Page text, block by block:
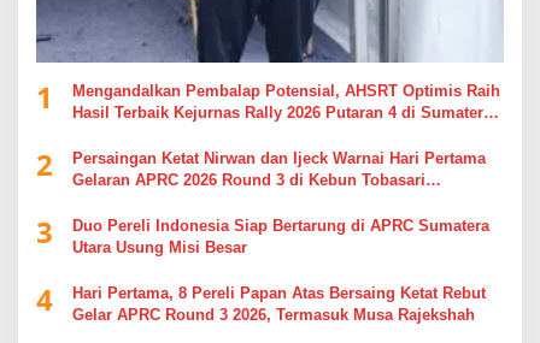
1
Mengandalkan Pembalap Potensial, AHSRT Optimis Raih
Hasil Terbaik Kejurnas Rally 2026 Putaran 4 di Sumatera
2
Persaingan Ketat Nirwan dan Ijeck Warnai Hari Pertama
Gelaran APRC 2026 Round 3 di Kebun Tobasari
3
Duo Pereli Indonesia Siap Bertarung di APRC Sumatera
Utara Usung Misi Besar
4
Hari Pertama, 8 Pereli Papan Atas Bersaing Ketat Rebut
Gelar APRC Round 3 2026, Termasuk Musa Rajekshah